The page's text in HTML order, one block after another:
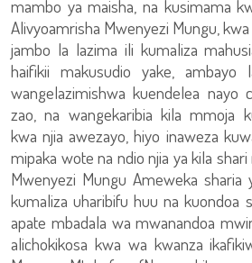
mambo ya maisha, na kusimama
Alivyoamrisha Mwenyezi Mungu,
jambo la lazima ili kumaliza
haifikii makusudio yake, ambayo
wangelazimishwa kuendelea nayo
zao, na wangekaribia kila mmoja
kwa njia awezayo, hiyo inaweza
mipaka wote na ndio njia ya kila
Mwenyezi Mungu Ameweka sharia
kumaliza uharibifu huu na kuondoa
apate mbadala wa mwanandoa
alichokikosa kwa wa kwanza